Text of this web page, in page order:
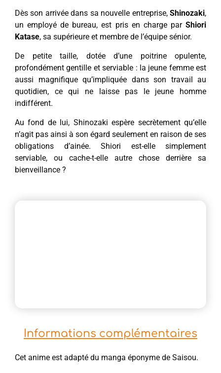
Dès son arrivée dans sa nouvelle entreprise, Shinozaki,
un employé de bureau, est pris en charge par Shiori
Katase, sa supérieure et membre de l’équipe sénior.
De petite taille, dotée d’une poitrine opulente,
profondément gentille et serviable : la jeune femme est
aussi magnifique qu’impliquée dans son travail au
quotidien, ce qui ne laisse pas le jeune homme
indifférent.
Au fond de lui, Shinozaki espère secrètement qu’elle
n’agit pas ainsi à son égard seulement en raison de ses
obligations d’ainée. Shiori est-elle simplement
serviable, ou cache-t-elle autre chose derrière sa
bienveillance ?
Informations complémentaires
Cet anime est adapté du manga éponyme de Saisou.